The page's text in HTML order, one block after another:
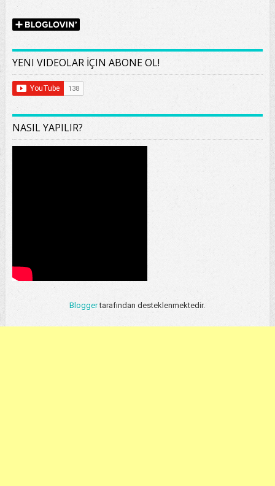
YENI VIDEOLAR İÇIN ABONE OL!
NASIL YAPILIR?
Bloggertarafından desteklenmektedir.